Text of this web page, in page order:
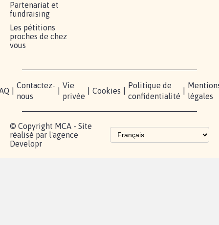
Partenariat et
fundraising
Les pétitions
proches de chez
vous
Contactez-
nous
Vie
privée
Cookies
Politique de
confidentialité
légales
© Copyright MCA - Site
réalisé par l'agence
Developr